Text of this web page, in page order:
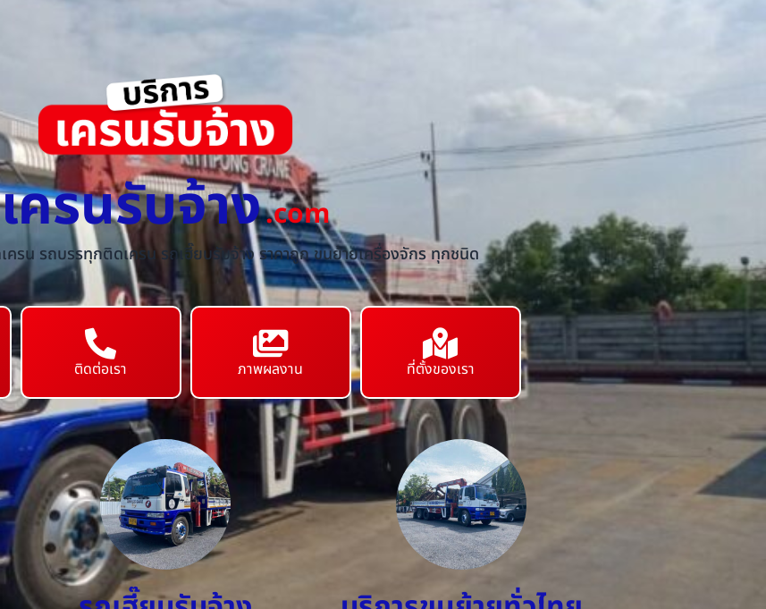
เครนรับจ้าง.com
ถเครน รถบรรทุกติดเครน รถเฮี๊ยบรับจ้าง ราคาถูก ขนย้ายเครื่องจักร ทุกชนิด
ติดต่อเรา ภาพผลงาน ที่ตั้งของเรา